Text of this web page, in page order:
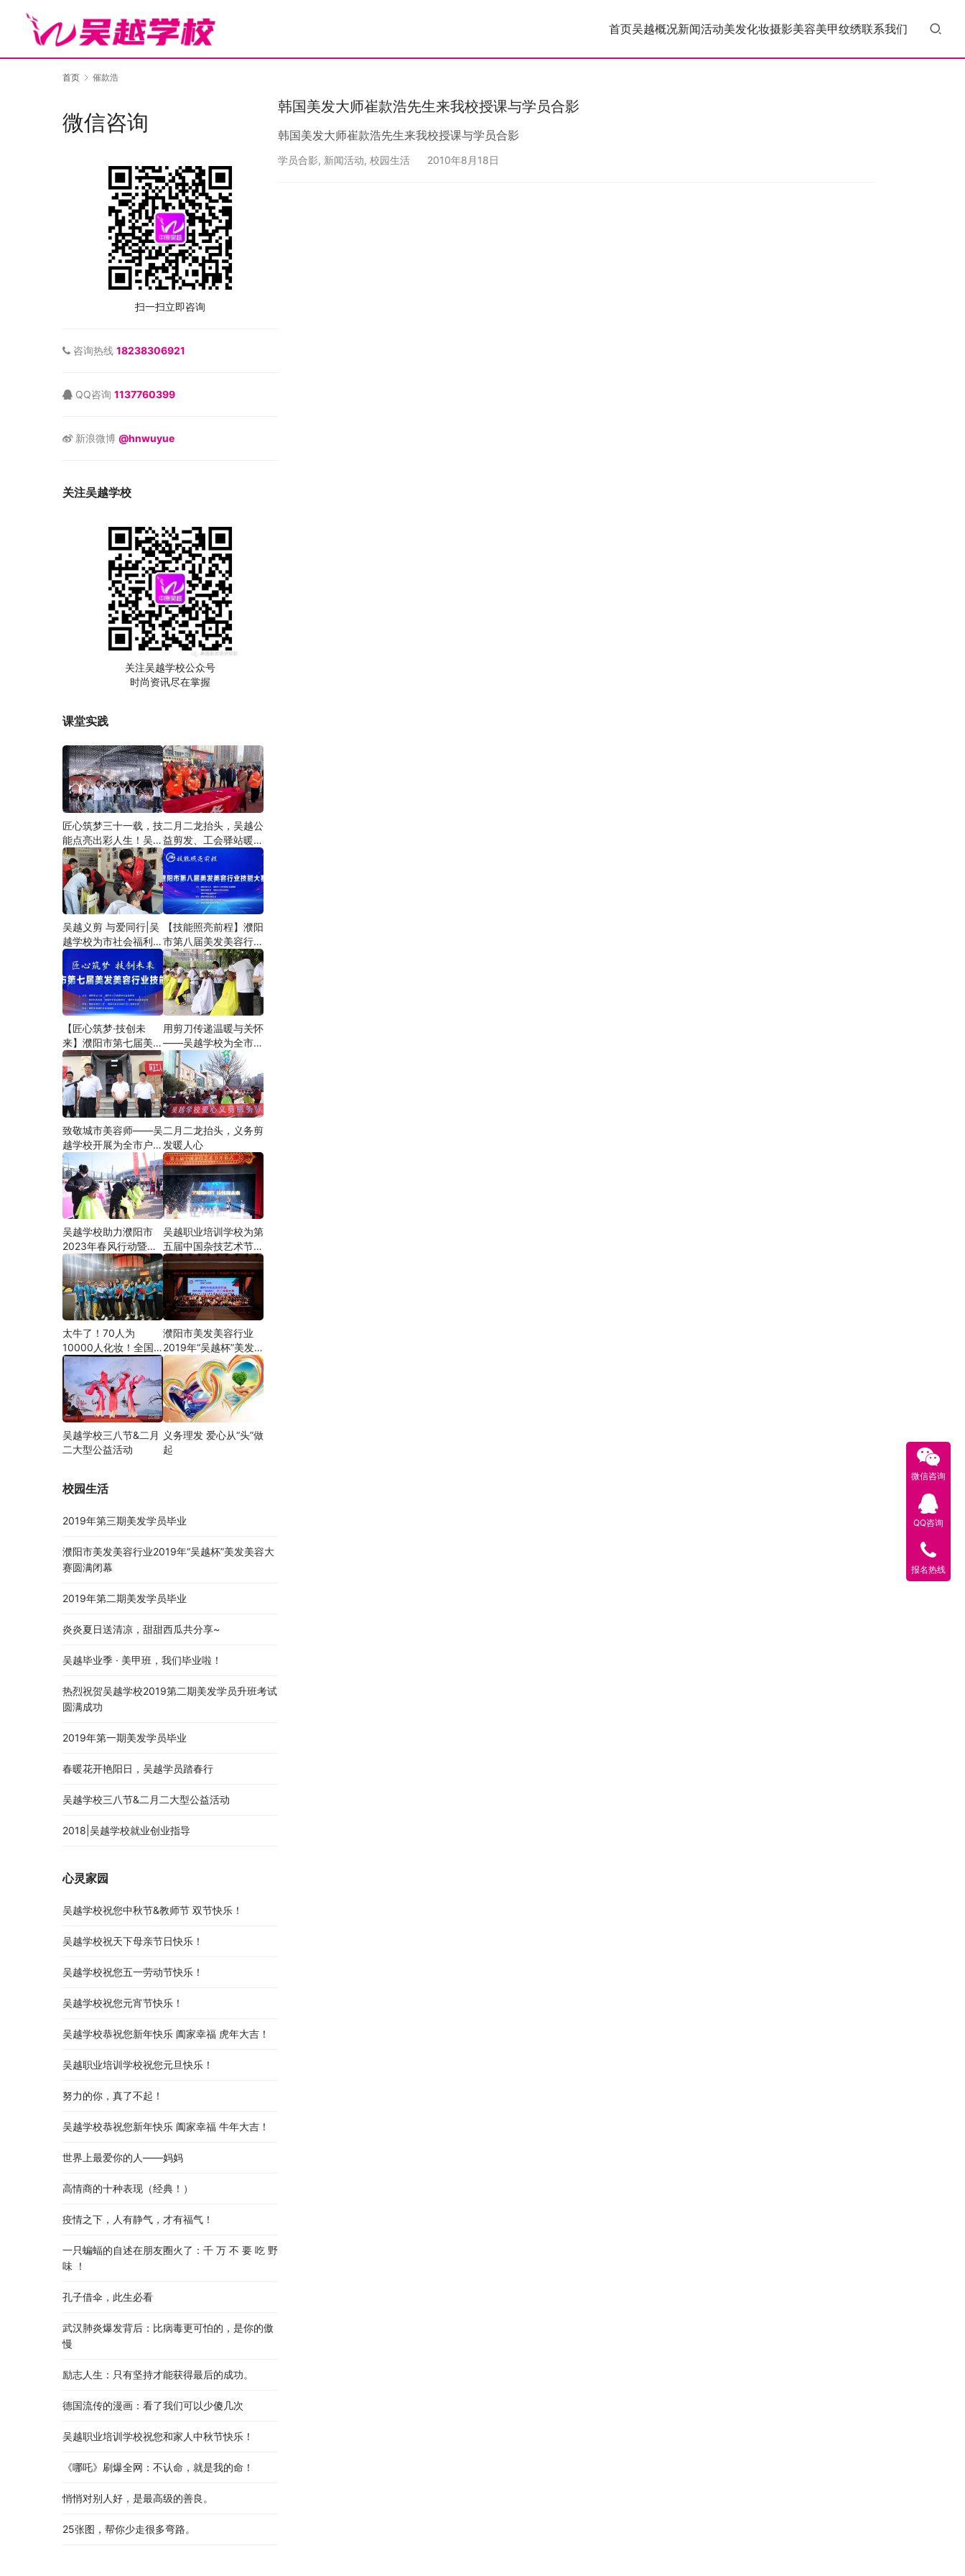
首页吴越概况新闻活动美发化妆摄影美容美甲纹绣联系我们
首页 催款浩
韩国美发大师崔款浩先生来我校授课与学员合影
韩国美发大师崔款浩先生来我校授课与学员合影
学员合影, 新闻活动, 校园生活 2010年8月18日
微信咨询
扫一扫立即咨询
咨询热线 18238306921
QQ咨询 1137760399
新浪微博 @hnwuyue
关注吴越学校
关注吴越学校公众号
时尚资讯尽在掌握
课堂实践
匠心筑梦三十一载，技
能点亮出彩人生！吴越
学校2026年学员学习
成果汇报会圆满成功！
二月二龙抬头，吴越公
益剪发、工会驿站暖人
心——义务剪发情暖户
外劳动者
吴越义剪 与爱同行|吴
越学校为市社会福利院
爱心义剪
【技能照亮前程】濮阳
市第八届美发美容行业
技能大赛圆满闭幕
【匠心筑梦·技创未
来】濮阳市第七届美发
美容行业技能大赛在市
工人文化宫隆重举行
用剪刀传递温暖与关怀
——吴越学校为全市户
外劳动者爱心义剪
致敬城市美容师——吴
越学校开展为全市户外
劳动者爱心义剪活动
二月二龙抬头，义务剪
发暖人心
吴越学校助力濮阳市
2023年春风行动暨就
业援助月”首场新春招
聘会活动
吴越职业培训学校为第
五届中国杂技艺术节加
油添彩
太牛了！70人为
10000人化妆！全国
关注的盛事你知道吗？
濮阳市美发美容行业
2019年“吴越杯”美发
美容大赛圆满闭幕
吴越学校三八节&二月
二大型公益活动
义务理发 爱心从“头”做
起
校园生活
2019年第三期美发学员毕业
濮阳市美发美容行业2019年“吴越杯”美发美容大
赛圆满闭幕
2019年第二期美发学员毕业
炎炎夏日送清凉，甜甜西瓜共分享~
吴越毕业季 · 美甲班，我们毕业啦！
热烈祝贺吴越学校2019第二期美发学员升班考试
圆满成功
2019年第一期美发学员毕业
春暖花开艳阳日，吴越学员踏春行
吴越学校三八节&二月二大型公益活动
2018|吴越学校就业创业指导
心灵家园
吴越学校祝您中秋节&教师节 双节快乐！
吴越学校祝天下母亲节日快乐！
吴越学校祝您五一劳动节快乐！
吴越学校祝您元宵节快乐！
吴越学校恭祝您新年快乐 阖家幸福 虎年大吉！
吴越职业培训学校祝您元旦快乐！
努力的你，真了不起！
吴越学校恭祝您新年快乐 阖家幸福 牛年大吉！
世界上最爱你的人——妈妈
高情商的十种表现（经典！）
疫情之下，人有静气，才有福气！
一只蝙蝠的自述在朋友圈火了：千 万 不 要 吃 野
味 ！
孔子借伞，此生必看
武汉肺炎爆发背后：比病毒更可怕的，是你的傲
慢
励志人生：只有坚持才能获得最后的成功。
德国流传的漫画：看了我们可以少傻几次
吴越职业培训学校祝您和家人中秋节快乐​！​
《哪吒》刷爆全网：不认命，就是我的命！
悄悄对别人好，是最高级的善良。
25张图，帮你少走很多弯路。
微信咨询
QQ咨询
报名热线